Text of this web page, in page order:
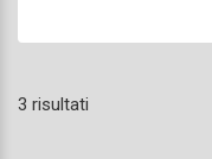
3 risultati